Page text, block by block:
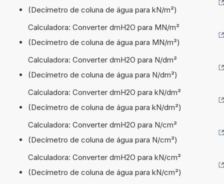
(Decímetro de coluna de água para kN/m²)
Calculadora: Converter dmH2O para MN/m²
(Decímetro de coluna de água para MN/m²)
Calculadora: Converter dmH2O para N/dm²
(Decímetro de coluna de água para N/dm²)
Calculadora: Converter dmH2O para kN/dm²
(Decímetro de coluna de água para kN/dm²)
Calculadora: Converter dmH2O para N/cm²
(Decímetro de coluna de água para N/cm²)
Calculadora: Converter dmH2O para kN/cm²
(Decímetro de coluna de água para kN/cm²)